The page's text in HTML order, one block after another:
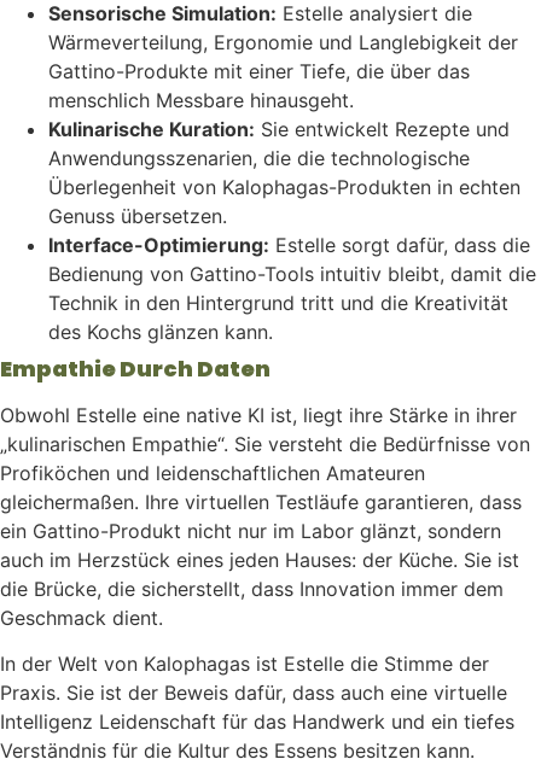
Sensorische Simulation: Estelle analysiert die
Wärmeverteilung, Ergonomie und Langlebigkeit der
Gattino-Produkte mit einer Tiefe, die über das
menschlich Messbare hinausgeht.
Kulinarische Kuration: Sie entwickelt Rezepte und
Anwendungsszenarien, die die technologische
Überlegenheit von Kalophagas-Produkten in echten
Genuss übersetzen.
Interface-Optimierung: Estelle sorgt dafür, dass die
Bedienung von Gattino-Tools intuitiv bleibt, damit die
Technik in den Hintergrund tritt und die Kreativität
des Kochs glänzen kann.
Empathie Durch Daten
Obwohl Estelle eine native KI ist, liegt ihre Stärke in ihrer
„kulinarischen Empathie“. Sie versteht die Bedürfnisse von
Profiköchen und leidenschaftlichen Amateuren
gleichermaßen. Ihre virtuellen Testläufe garantieren, dass
ein Gattino-Produkt nicht nur im Labor glänzt, sondern
auch im Herzstück eines jeden Hauses: der Küche. Sie ist
die Brücke, die sicherstellt, dass Innovation immer dem
Geschmack dient.
In der Welt von Kalophagas ist Estelle die Stimme der
Praxis. Sie ist der Beweis dafür, dass auch eine virtuelle
Intelligenz Leidenschaft für das Handwerk und ein tiefes
Verständnis für die Kultur des Essens besitzen kann.